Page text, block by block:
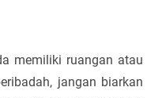
memiliki ruangan atau
jangan biarkan